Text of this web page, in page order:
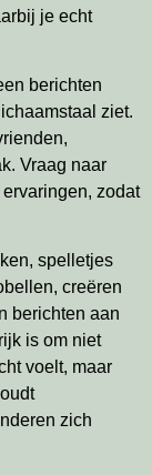
je echt
berichten
ziet.
Vraag naar
zodat
spelletjes
creëren
berichten aan
is om niet
voelt, maar
zich